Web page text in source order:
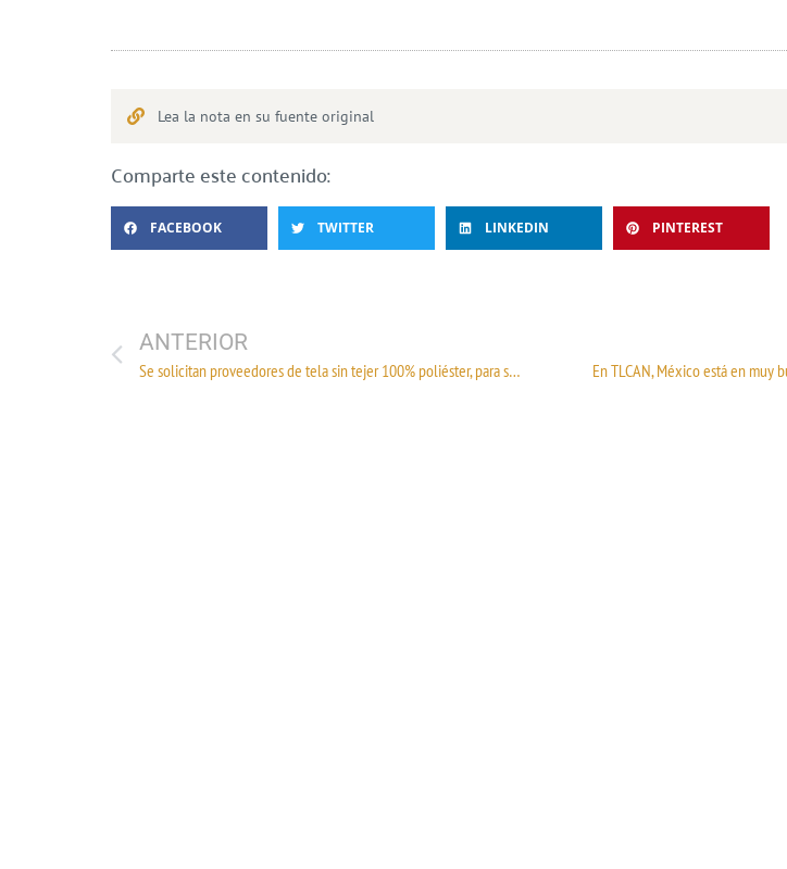
Lea la nota en su fuente original
Comparte este contenido:
FACEBOOK TWITTER LINKEDIN PINTEREST
ANTERIOR
Se solicitan proveedores de tela sin tejer 100% poliéster, para su uso en la fabricación de tela laminada En TLCAN, México está en muy